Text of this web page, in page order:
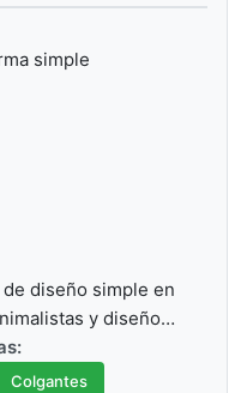
simple
diseño simple en
y diseño…
Colgantes